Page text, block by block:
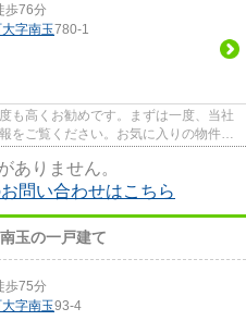
歩76分
大字南玉780-1
も高くお勧めです。まずは一度、当社
をご覧ください。お気に入りの物件が
ありません。
問い合わせはこちら
玉の一戸建て
歩75分
大字南玉93-4